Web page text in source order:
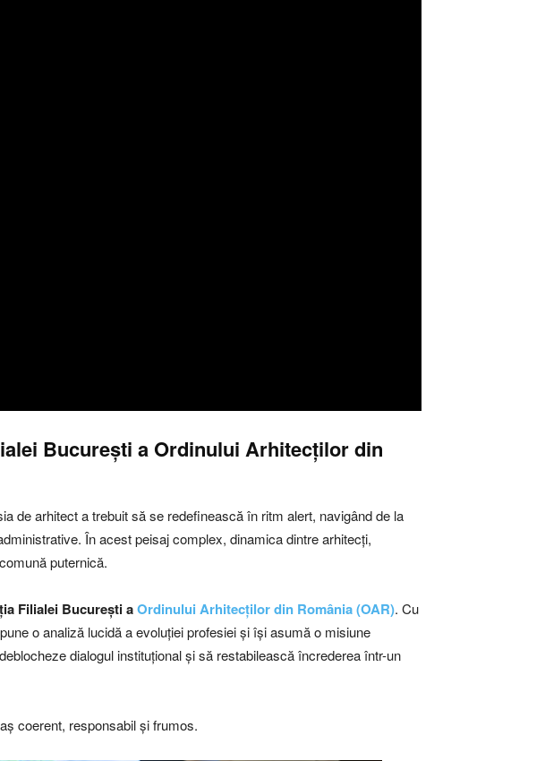
București a Ordinului Arhitecților din
de arhitect a trebuit să se redefinească în ritm alert, navigând de la
În acest peisaj complex, dinamica dintre arhitecți,
puternică.
Filialei București aOrdinului Arhitecților din România (OAR). Cu
o analiză lucidă a evoluției profesiei și își asumă o misiune
dialogul instituțional și să restabilească încrederea într-un
coerent, responsabil și frumos.